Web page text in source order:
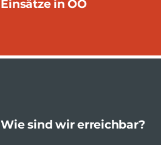
Einsätze in OÖ
Wie sind wir erreichbar?